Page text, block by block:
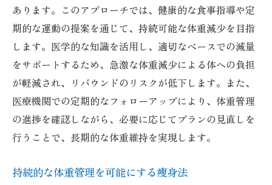
あります。このアプローチでは、健康的な食事指導や定
期的な運動の提案を通じて、持続可能な体重減少を目指
します。医学的な知識を活用し、適切なペースでの減量
をサポートするため、急激な体重減少による体への負担
が軽減され、リバウンドのリスクが低下します。また、
医療機関での定期的なフォローアップにより、体重管理
の進捗を確認しながら、必要に応じてプランの見直しを
行うことで、長期的な体重維持を実現します。
持続的な体重管理を可能にする痩身法